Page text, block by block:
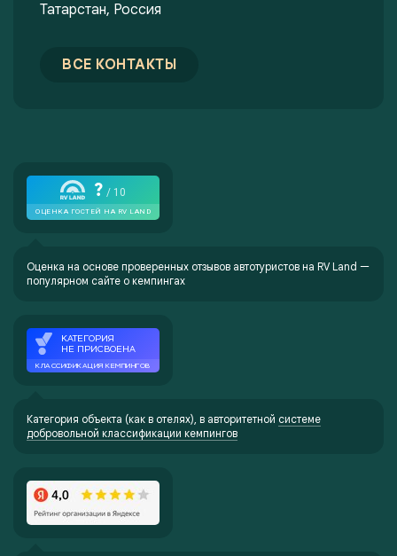
Татарстан, Россия
ВСЕ КОНТАКТЫ
Оценка на основе проверенных отзывов автотуристов на RV Land —
популярном сайте о кемпингах
Категория объекта (как в отелях), в авторитетной системе
добровольной классификации кемпингов